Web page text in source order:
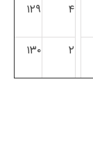
۴ ۱۲۹
۲ ۱۳۰